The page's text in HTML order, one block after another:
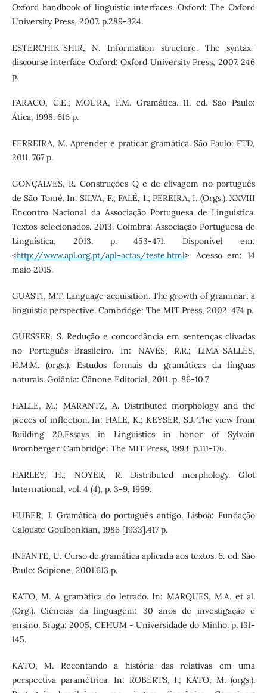
Oxford handbook of linguistic interfaces. Oxford: The Oxford
University Press, 2007. p.289-324.
ESTERCHIK-SHIR, N. Information structure. The syntax-
discourse interface Oxford: Oxford University Press, 2007. 246
p.
FARACO, C.E.; MOURA, F.M. Gramática. 11. ed. São Paulo:
Ática, 1998. 616 p.
FERREIRA, M. Aprender e praticar gramática. São Paulo: FTD,
2011. 767 p.
GONÇALVES, R. Construções-Q e de clivagem no português
de São Tomé. In: SILVA, F.; FALÉ, I.; PEREIRA, I. (Orgs.). XXVIII
Encontro Nacional da Associação Portuguesa de Linguística.
Textos selecionados. 2013. Coimbra: Associação Portuguesa de
Linguística, 2013. p. 453-471. Disponível em:
<http://www.apl.org.pt/apl-actas/teste.html>. Acesso em: 14
maio 2015.
GUASTI, M.T. Language acquisition. The growth of grammar: a
linguistic perspective. Cambridge: The MIT Press, 2002. 474 p.
GUESSER, S. Redução e concordância em sentenças clivadas
no Português Brasileiro. In: NAVES, R.R.; LIMA-SALLES,
H.M.M. (orgs.). Estudos formais da gramáticas da línguas
naturais. Goiânia: Cânone Editorial, 2011. p. 86-10.7
HALLE, M.; MARANTZ, A. Distributed morphology and the
pieces of inflection. In: HALE, K.; KEYSER, S.J. The view from
Building 20.Essays in Linguistics in honor of Sylvain
Bromberger. Cambridge: The MIT Press, 1993. p.111-176.
HARLEY, H.; NOYER, R. Distributed morphology. Glot
International, vol. 4 (4), p. 3-9, 1999.
HUBER, J. Gramática do português antigo. Lisboa: Fundação
Calouste Goulbenkian, 1986 [1933].417 p.
INFANTE, U. Curso de gramática aplicada aos textos. 6. ed. São
Paulo: Scipione, 2001.613 p.
KATO, M. A gramática do letrado. In: MARQUES, M.A. et al.
(Org.). Ciências da linguagem: 30 anos de investigação e
ensino. Braga: 2005, CEHUM - Universidade do Minho. p. 131-
145.
KATO, M. Recontando a história das relativas em uma
perspectiva paramétrica. In: ROBERTS, I.; KATO, M. (orgs.).